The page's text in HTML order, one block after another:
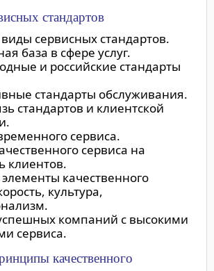
стандартов
сервисных стандартов.
база в сфере услуг.
и российские стандарты
стандарты обслуживания.
стандартов и клиентской
сервиса.
сервиса на
клиентов.
качественного
культура,
компаний с высокими
сервиса.
качественного